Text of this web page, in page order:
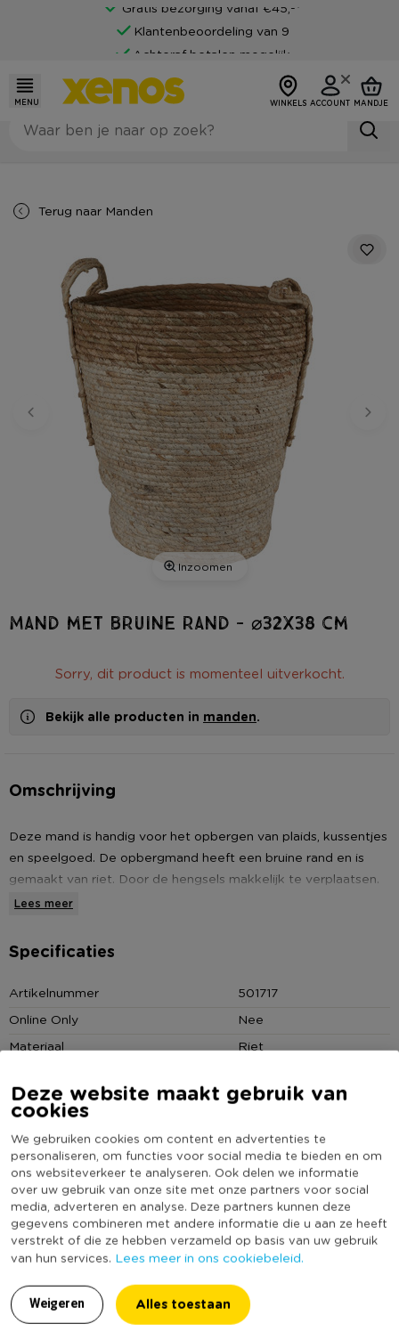
Deze website maakt gebruik van
cookies
We gebruiken cookies om content en advertenties te
personaliseren, om functies voor social media te bieden en om
ons websiteverkeer te analyseren. Ook delen we informatie
over uw gebruik van onze site met onze partners voor social
media, adverteren en analyse. Deze partners kunnen deze
gegevens combineren met andere informatie die u aan ze heeft
verstrekt of die ze hebben verzameld op basis van uw gebruik
van hun services. Lees meer in ons cookiebeleid.
Weigeren Alles toestaan
Gratis bezorging vanaf €45,-*
Klantenbeoordeling van 9
Achteraf betalen mogelijk
MENU WINKELS ACCOUNT MANDJE
Terug naar Manden
Inzoomen
Mand met bruine rand - ⌀32x38 cm
Sorry, dit product is momenteel uitverkocht.
Bekijk alle producten in manden.
Omschrijving
Deze mand is handig voor het opbergen van plaids, kussentjes
en speelgoed. De opbergmand heeft een bruine rand en is
gemaakt van riet. Door de hengsels makkelijk te verplaatsen.
De afmeting van de rieten mand is ⌀32x38 cm. Verkrijgbaar in
• Opbergmand met hengsels
Lees meer
Specificaties
Artikelnummer
501717
Online Only
Nee
Materiaal
Riet
Producthoogte (cm)
38
Deksel
Nee
Duurzaamheidsscore
(Nog) geen score
bekend
Heb jij Mand met bruine rand - ⌀32x38 cm ? Schrijf
een review!